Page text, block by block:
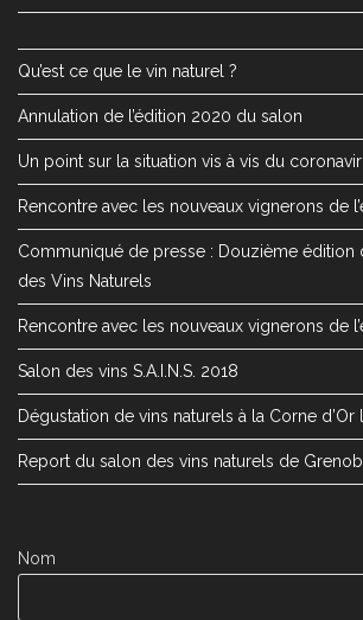
Qu’est ce que le vin naturel ?
Annulation de l’édition 2020 du salon
Un point sur la situation vis à vis du
Rencontre avec les nouveaux vignerons de
Communiqué de presse : Douzième édition
des Vins Naturels
Rencontre avec les nouveaux vignerons de
Salon des vins S.A.I.N.S. 2018
Dégustation de vins naturels à la Corne d’Or
Report du salon des vins naturels de
Nom